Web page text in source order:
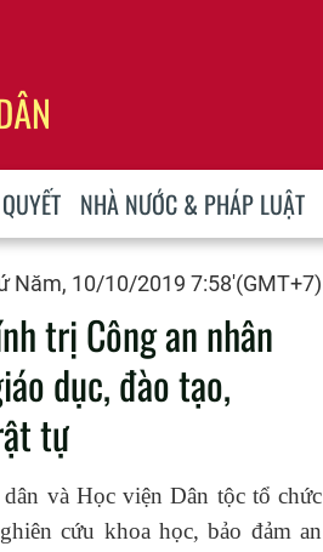
NHÀ NƯỚC & PHÁP LUẬT
Năm, 10/10/2019 7:58'(GMT+7)
trị Công an nhân
dục, đào tạo,
tự
và Học viện Dân tộc tổ chức
cứu khoa học, bảo đảm an